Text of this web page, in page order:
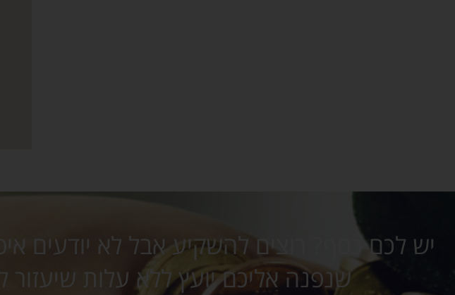
יש לכם כסף? רוצים להשקיע אבל לא יודעים
שנפנה אליכם יועץ ללא עלות